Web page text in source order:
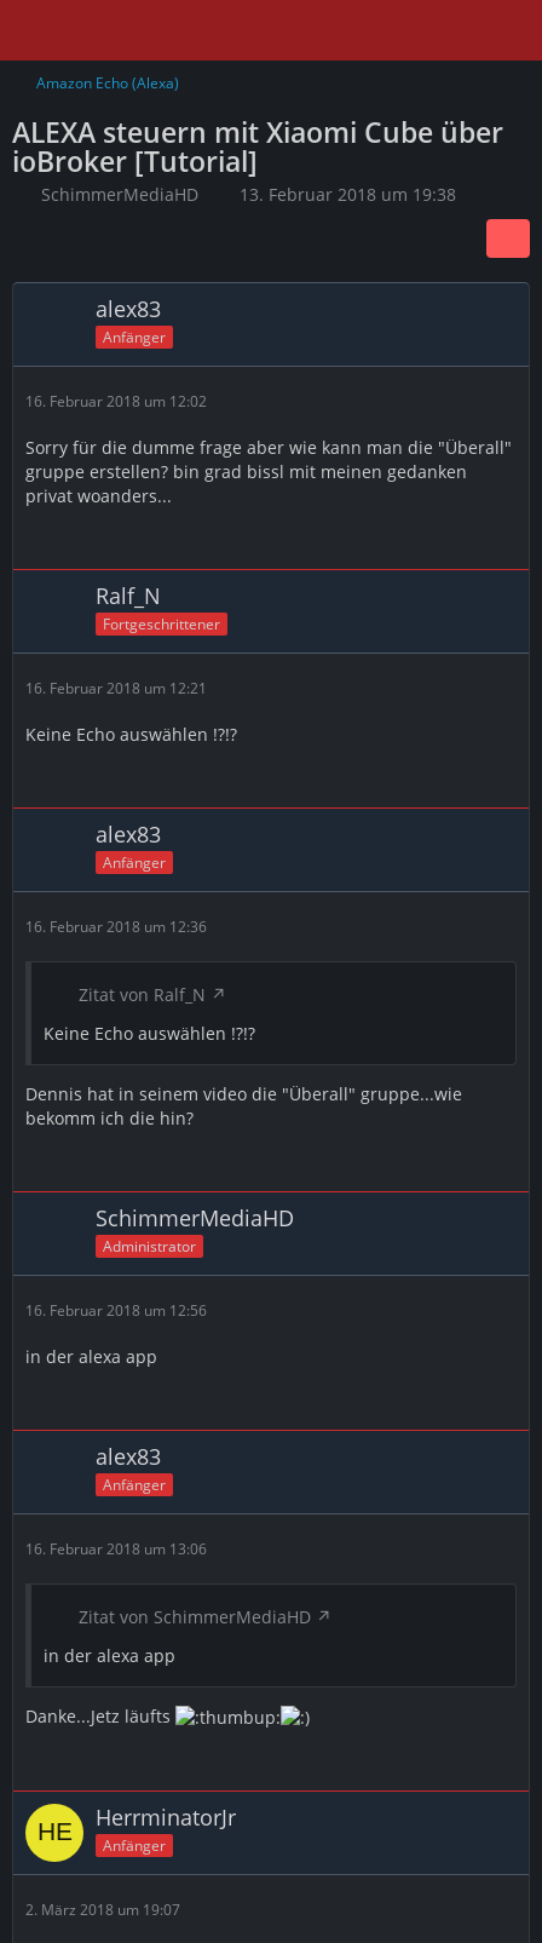
Amazon Echo (Alexa)
ALEXA steuern mit Xiaomi Cube über
ioBroker [Tutorial]
SchimmerMediaHD 13. Februar 2018 um 19:38
alex83
Anfänger
16. Februar 2018 um 12:02
Sorry für die dumme frage aber wie kann man die "Überall"
gruppe erstellen? bin grad bissl mit meinen gedanken
privat woanders...
Ralf_N
Fortgeschrittener
16. Februar 2018 um 12:21
Keine Echo auswählen !?!?
alex83
Anfänger
16. Februar 2018 um 12:36
Zitat von Ralf_N
Keine Echo auswählen !?!?
Dennis hat in seinem video die "Überall" gruppe...wie
bekomm ich die hin?
SchimmerMediaHD
Administrator
16. Februar 2018 um 12:56
in der alexa app
alex83
Anfänger
16. Februar 2018 um 13:06
Zitat von SchimmerMediaHD
in der alexa app
Danke...Jetz läufts
HerrminatorJr
Anfänger
2. März 2018 um 19:07